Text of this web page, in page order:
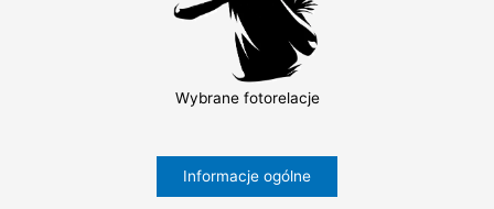
Wybrane fotorelacje
Informacje ogólne